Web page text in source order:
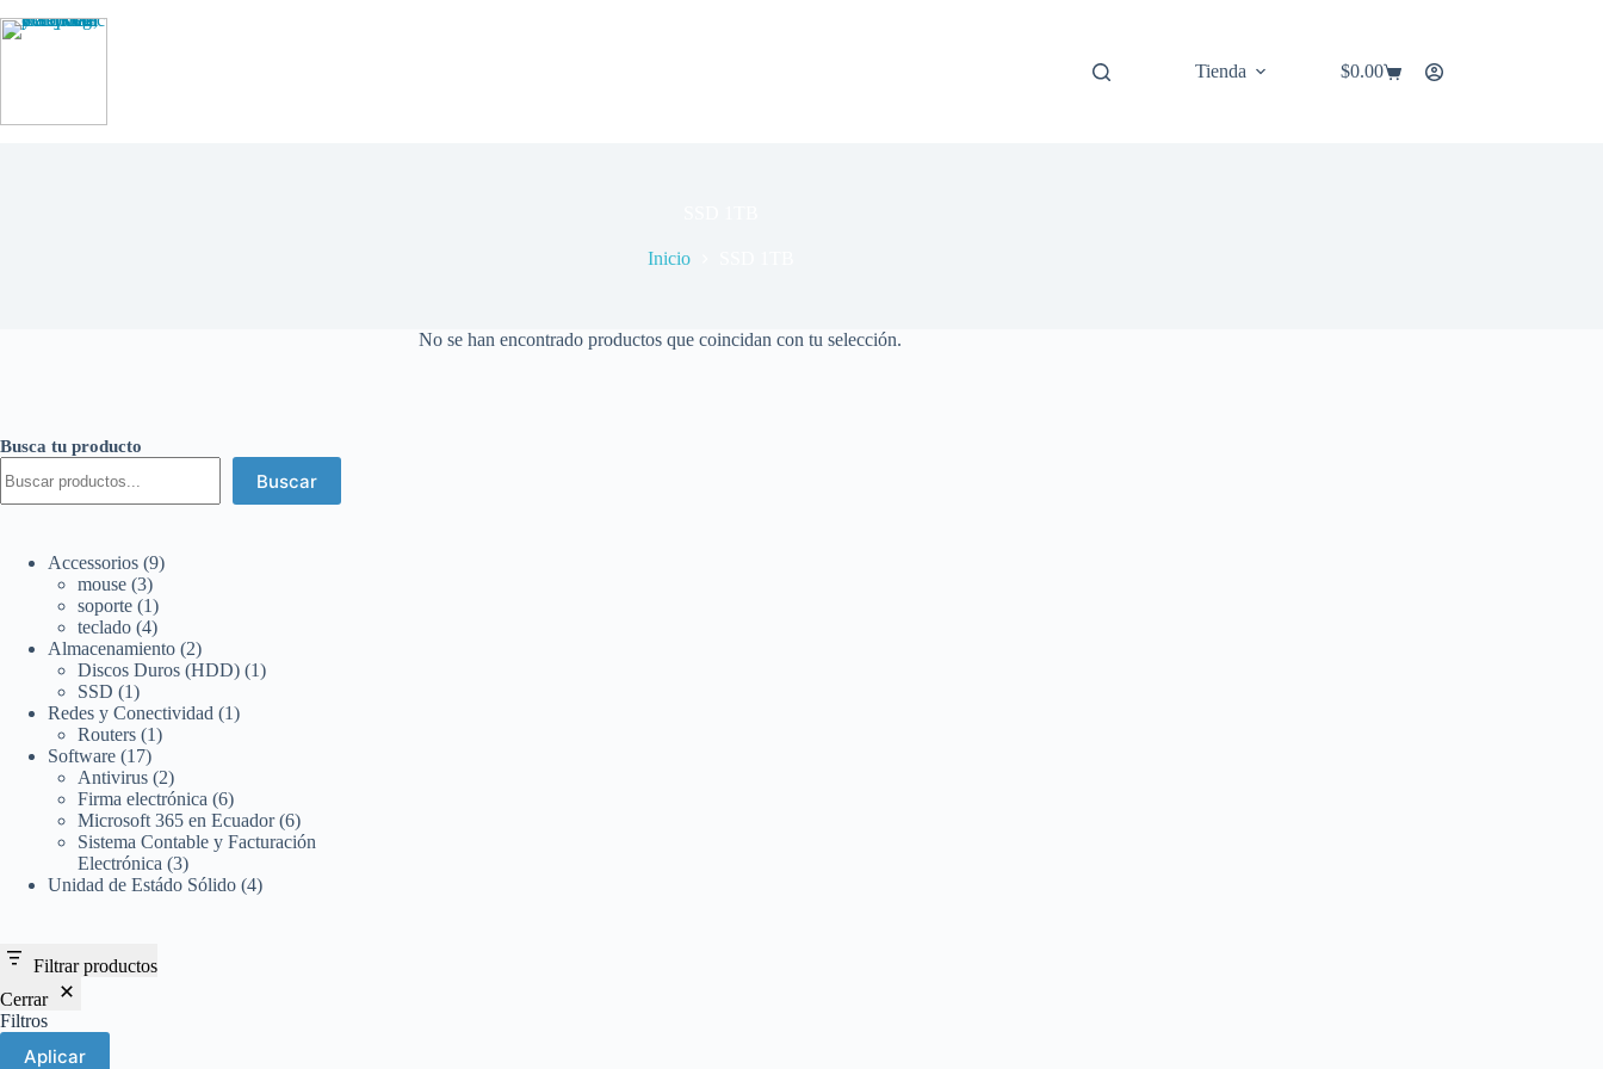
al
Tienda
Carro
$0.00
Inicio
No se han encontrado productos que coincidan con tu selección.
Busca tu producto
Buscar
Accessorios 99
mouse 33
productos
soporte 11
producto
teclado 44
productos
Almacenamiento 22
productos
Discos Duros (HDD) 11
SSD 11
producto
Redes y Conectividad 11
Routers 11
Software 1717
productos
Antivirus 22
productos
Firma electrónica 66
productos
Microsoft 365 en Ecuador 66
productos
Sistema Contable y Facturación
Electrónica 33
productos
Unidad de Estádo Sólido 44
Filtrar productos
Cerrar
Filtros
Aplicar